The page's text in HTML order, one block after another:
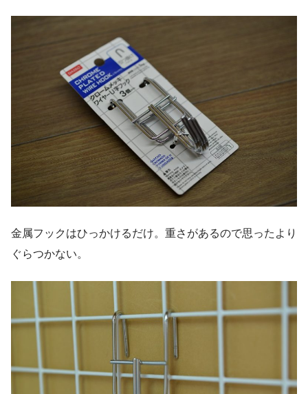
金属フックはひっかけるだけ。重さがあるので思ったより
ぐらつかない。